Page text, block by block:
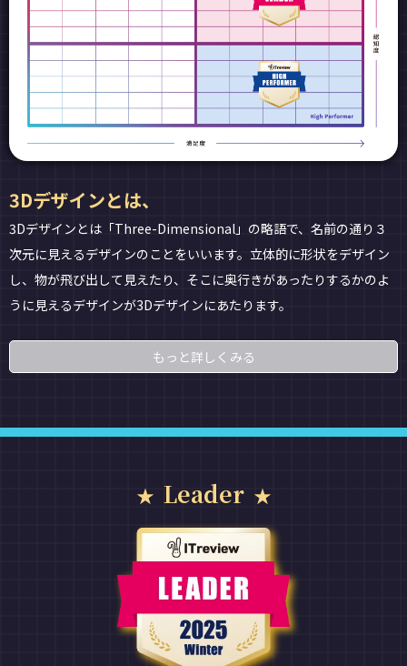
3Dデザインとは、
3Dデザインとは「Three-Dimensional」の略語で、名前の通り３
次元に見えるデザインのことをいいます。立体的に形状をデザイン
し、物が飛び出して見えたり、そこに奥行きがあったりするかのよ
うに見えるデザインが3Dデザインにあたります。
もっと詳しくみる
Leader